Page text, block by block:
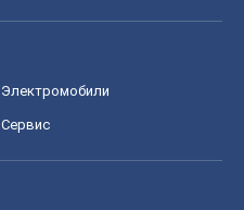
Электромобили
Сервис